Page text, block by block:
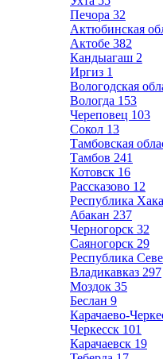
Печора 32
Актюбинская
Актобе 382
Кандыагаш 2
Иргиз 1
Вологодская
Вологда 153
Череповец 103
Сокол 13
Тамбовская
Тамбов 241
Котовск 16
Рассказово 12
Республика
Абакан 237
Черногорск 32
Саяногорск 29
Республика
Владикавказ 297
Моздок 35
Беслан 9
Карачаево-
Черкесск 101
Карачаевск 19